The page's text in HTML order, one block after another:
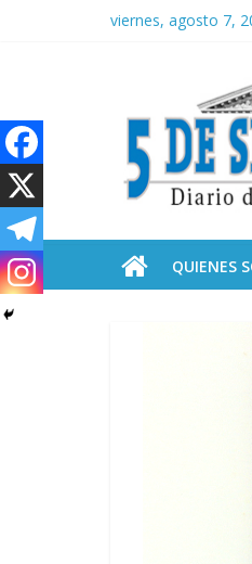
viernes, agosto 7,
Diario
de
Cienfuegos,QUIENES